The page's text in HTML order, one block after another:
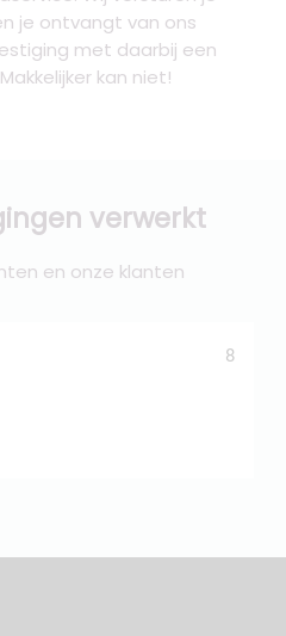
je ontvangt van ons
met daarbij een
kan niet!
verwerkt
en onze klanten
8